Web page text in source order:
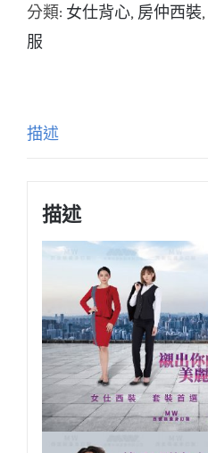
分類: 女仕背心, 房仲西裝,
服
描述
描述